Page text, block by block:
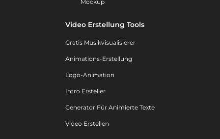
Mockup
Video Erstellung Tools
Gratis Musikvisualisierer
Animations-Erstellung
Logo-Animation
Intro Ersteller
Generator Für Animierte Texte
Video Erstellen